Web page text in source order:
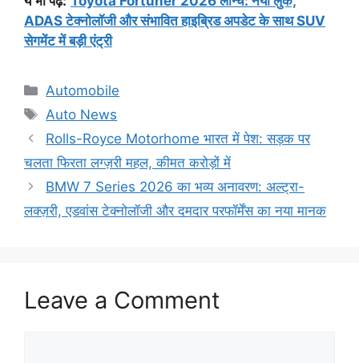
ADAS टेक्नोलॉजी और संभावित हाइब्रिड अपडेट के साथ SUV
सेगमेंट में बड़ी एंट्री
Categories
Automobile
Tags
Auto News
Rolls-Royce Motorhome भारत में पेश: सड़क पर
चलता फिरता लग्ज़री महल, कीमत करोड़ों में
BMW 7 Series 2026 का भव्य अनावरण: अल्ट्रा-
लक्ज़री, एडवांस टेक्नोलॉजी और दमदार परफॉर्मेंस का नया मानक
Leave a Comment